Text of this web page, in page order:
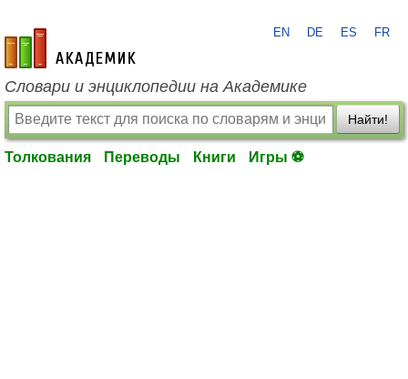
academic.ru
EN DE ES FR
Словари и энциклопедии на Академике
Найти!
Толкования Переводы Книги Игры ⚽